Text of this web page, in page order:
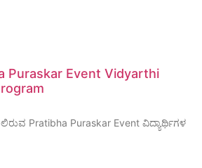
Puraskar Event Vidyarthi
Pratibha Puraskar Event ವಿದ್ಯಾರ್ಥಿಗಳ